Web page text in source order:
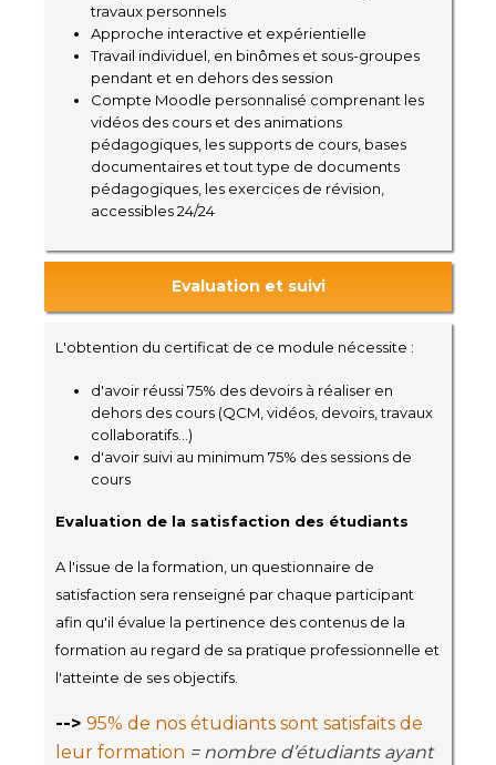
travaux personnels
Approche interactive et expérientielle
Travail individuel, en binômes et sous-groupes
pendant et en dehors des session
Compte Moodle personnalisé comprenant les
vidéos des cours et des animations
pédagogiques, les supports de cours, bases
documentaires et tout type de documents
pédagogiques, les exercices de révision,
accessibles 24/24
Evaluation et suivi
L'obtention du certificat de ce module nécessite :
d'avoir réussi 75% des devoirs à réaliser en
dehors des cours (QCM, vidéos, devoirs, travaux
collaboratifs...)
d'avoir suivi au minimum 75% des sessions de
cours
Evaluation de la satisfaction des étudiants
A l'issue de la formation, un questionnaire de
satisfaction sera renseigné par chaque participant
afin qu'il évalue la pertinence des contenus de la
formation au regard de sa pratique professionnelle et
l'atteinte de ses objectifs.
--> 95% de nos étudiants sont satisfaits de
leur formation = nombre d’étudiants ayant